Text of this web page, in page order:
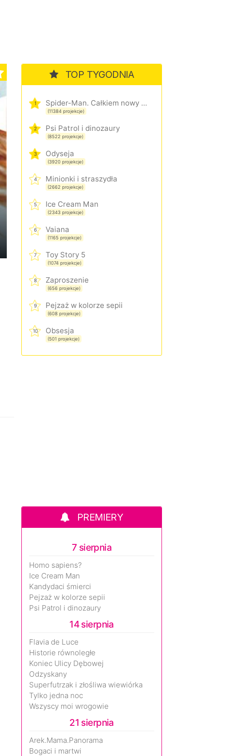
TOP TYGODNIA
1 Spider-Man. Całkiem nowy dzień
(11384 projekcje)
2 Psi Patrol i dinozaury
(8522 projekcje)
3 Odyseja
(3920 projekcje)
4 Minionki i straszydła
(2662 projekcje)
5 Ice Cream Man
(2343 projekcje)
6 Vaiana
(1165 projekcje)
7 Toy Story 5
(1074 projekcje)
8 Zaproszenie
(656 projekcje)
9 Pejzaż w kolorze sepii
(608 projekcje)
10 Obsesja
(501 projekcje)
PREMIERY
7 sierpnia
Homo sapiens?
Ice Cream Man
Kandydaci śmierci
Pejzaż w kolorze sepii
Psi Patrol i dinozaury
14 sierpnia
Flavia de Luce
Historie równoległe
Koniec Ulicy Dębowej
Odzyskany
Superfutrzak i złośliwa wiewiórka
Tylko jedna noc
Wszyscy moi wrogowie
21 sierpnia
Arek.Mama.Panorama
Bogaci i martwi